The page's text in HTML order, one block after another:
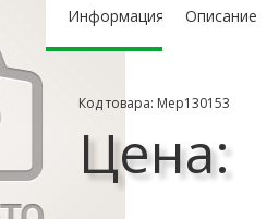
Информация Описание
Код товара: Мер130153
Цена: